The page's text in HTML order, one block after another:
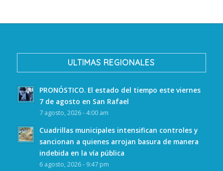
ULTIMAS REGIONALES
PRONÓSTICO. El estado del tiempo este viernes
7 de agosto en San Rafael
7 agosto, 2026 - 4:00 am
Cuadrillas municipales intensifican controles y
sancionan a quienes arrojan basura de manera
indebida en la vía pública
6 agosto, 2026 - 9:47 pm